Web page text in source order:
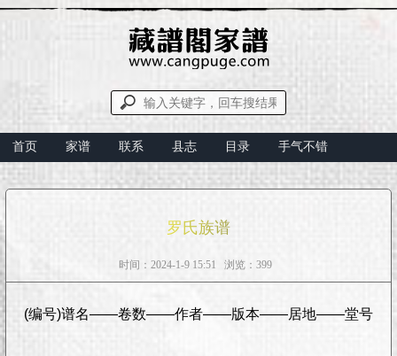
首页 家谱 联系 县志 目录 手气不错
罗氏族谱
时间：2024-1-9 15:51 浏览：399
(编号)谱名——卷数——作者——版本——居地——堂号